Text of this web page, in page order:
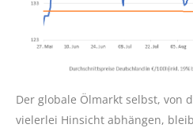
Der globale Ölmarkt selbst, von
vielerlei Hinsicht abhängen,